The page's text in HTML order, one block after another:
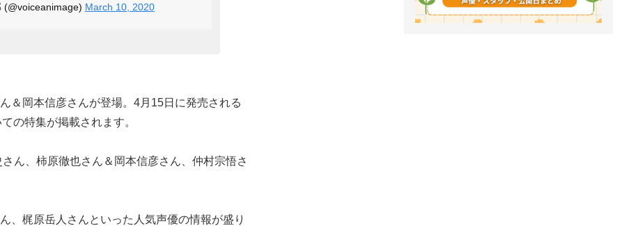
March 10, 2020
＆岡本信彦さんが登場。4月15日に発売される
の特集が掲載されます。
ん、柿原徹也さん＆岡本信彦さん、仲村宗悟さ
、梶原岳人さんといった人気声優の情報が盛り